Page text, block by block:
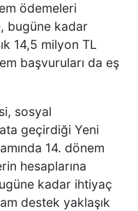
ödemeleri
bugüne kadar
14,5 milyon TL
başvuruları da eş
sosyal
geçirdiği Yeni
14. dönem
hesaplarına
kadar ihtiyaç
destek yaklaşık